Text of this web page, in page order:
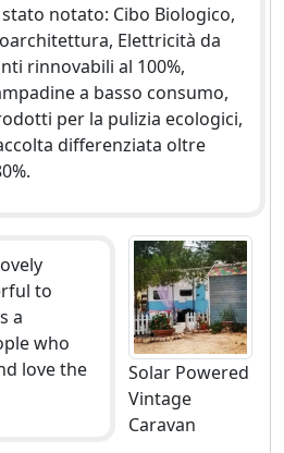
stato notato: Cibo Biologico,
Elettricità da
rinnovabili al 100%,
a basso consumo,
per la pulizia ecologici,
differenziata oltre
to
a
who
love the
Solar Powered
Vintage
Caravan